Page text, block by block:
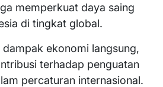
memperkuat daya saing
di tingkat global.
ekonomi langsung,
terhadap penguatan
percaturan internasional.